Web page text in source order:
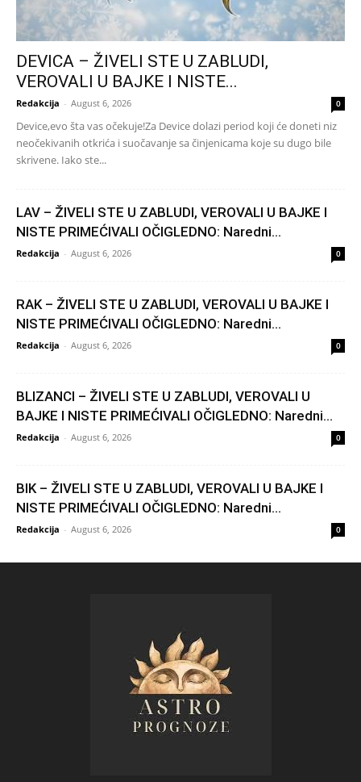
DEVICA – ŽIVELI STE U ZABLUDI,
VEROVALI U BAJKE I NISTE...
Redakcija - August 6, 2026 0
Device,evo šta vas očekuje!Za Device dolazi period koji će doneti niz
neočekivanih otkrića i suočavanje sa činjenicama koje su dugo bile
skrivene. Iako ste...
LAV – ŽIVELI STE U ZABLUDI, VEROVALI U BAJKE I
NISTE PRIMEĆIVALI OČIGLEDNO: Naredni...
Redakcija - August 6, 2026 0
RAK – ŽIVELI STE U ZABLUDI, VEROVALI U BAJKE I
NISTE PRIMEĆIVALI OČIGLEDNO: Naredni...
Redakcija - August 6, 2026 0
BLIZANCI – ŽIVELI STE U ZABLUDI, VEROVALI U
BAJKE I NISTE PRIMEĆIVALI OČIGLEDNO: Naredni...
Redakcija - August 6, 2026 0
BIK – ŽIVELI STE U ZABLUDI, VEROVALI U BAJKE I
NISTE PRIMEĆIVALI OČIGLEDNO: Naredni...
Redakcija - August 6, 2026 0